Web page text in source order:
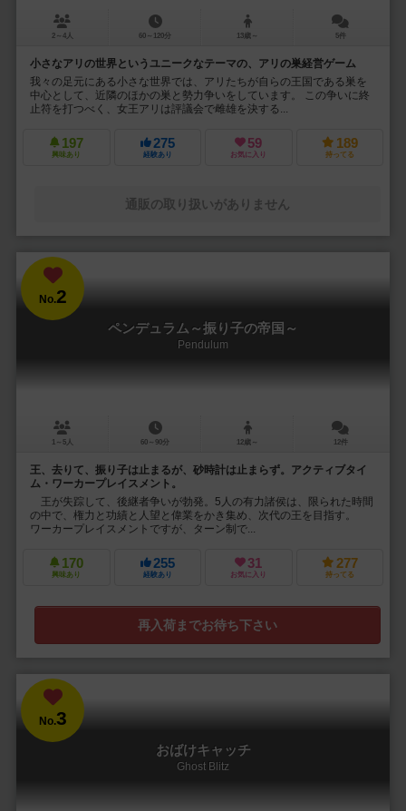
2～4人 60～120分 13歳～ 5件
小さなアリの世界というユニークなテーマの、アリの巣経営ゲーム
我々の足元にある小さな世界では、アリたちが自らの王国である巣を
中心として、近隣のほかの巣と勢力争いをしています。 この争いに終
止符を打つべく、女王アリは評議会で雌雄を決する...
197
興味あり
275
経験あり
59
お気に入り
189
持ってる
通販の取り扱いがありません
No.2
ペンデュラム～振り子の帝国～
Pendulum
1～5人 60～90分 12歳～ 12件
王、去りて、振り子は止まるが、砂時計は止まらず。アクティブタイ
ム・ワーカープレイスメント。
王が失踪して、後継者争いが勃発。5人の有力諸侯は、限られた時間
の中で、権力と功績と人望と偉業をかき集め、次代の王を目指す。
ワーカープレイスメントですが、ターン制で...
170
興味あり
255
経験あり
31
お気に入り
277
持ってる
再入荷までお待ち下さい
No.3
おばけキャッチ
Ghost Blitz